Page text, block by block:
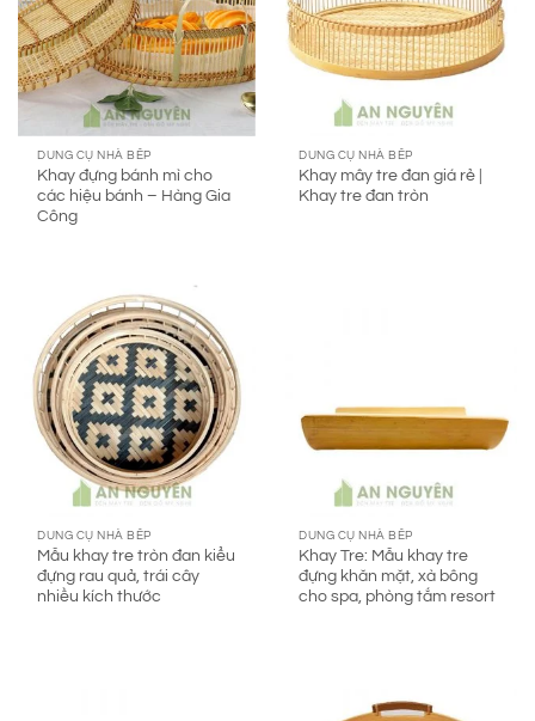
DUNG CỤ NHÀ BẾP
Khay đựng bánh mì cho
các hiệu bánh – Hàng Gia
Công
DUNG CỤ NHÀ BẾP
Khay mây tre đan giá rẻ |
Khay tre đan tròn
DUNG CỤ NHÀ BẾP
Mẫu khay tre tròn đan kiểu
đựng rau quả, trái cây
nhiều kích thước
DUNG CỤ NHÀ BẾP
Khay Tre: Mẫu khay tre
đựng khăn mặt, xà bông
cho spa, phòng tắm resort